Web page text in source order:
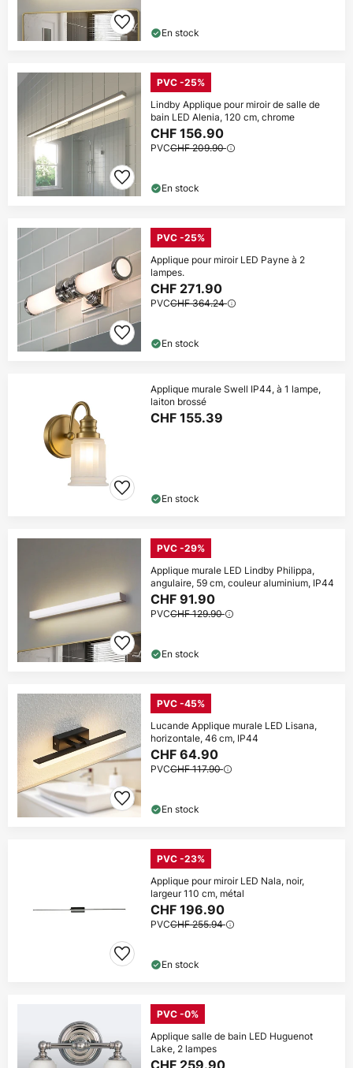
En stock
PVC -25%
Lindby Applique pour miroir de salle de
bain LED Alenia, 120 cm, chrome
CHF 156.90
PVCCHF 209.90
En stock
PVC -25%
Applique pour miroir LED Payne à 2
lampes.
CHF 271.90
PVCCHF 364.24
En stock
Applique murale Swell IP44, à 1 lampe,
laiton brossé
CHF 155.39
En stock
PVC -29%
Applique murale LED Lindby Philippa,
angulaire, 59 cm, couleur aluminium, IP44
CHF 91.90
PVCCHF 129.90
En stock
PVC -45%
Lucande Applique murale LED Lisana,
horizontale, 46 cm, IP44
CHF 64.90
PVCCHF 117.90
En stock
PVC -23%
Applique pour miroir LED Nala, noir,
largeur 110 cm, métal
CHF 196.90
PVCCHF 255.94
En stock
PVC -0%
Applique salle de bain LED Huguenot
Lake, 2 lampes
CHF 259.90